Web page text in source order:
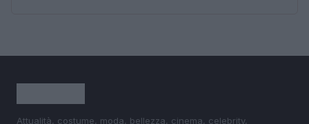
Attualità, costume, moda, bellezza, cinema, celebrity,